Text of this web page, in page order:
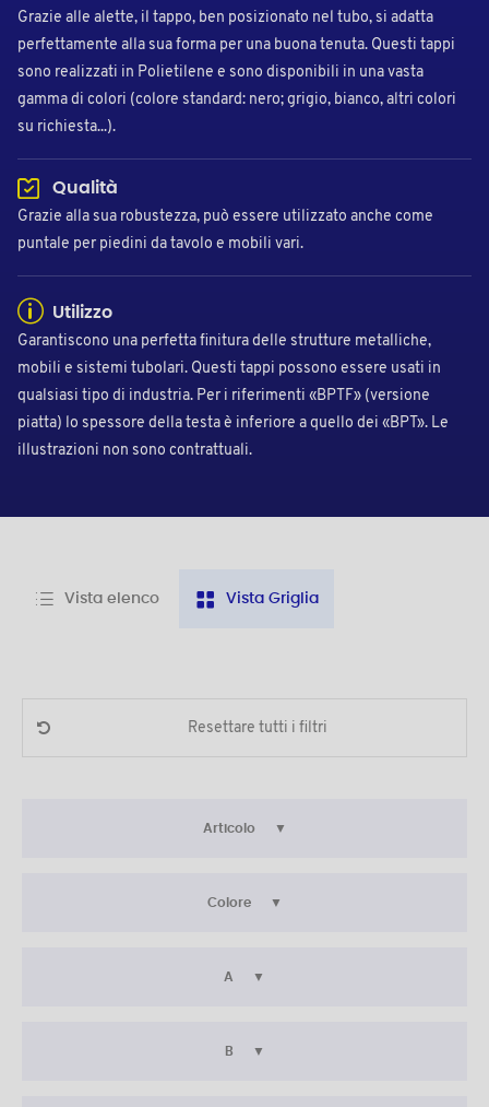
Grazie alle alette, il tappo, ben posizionato nel tubo, si adatta
perfettamente alla sua forma per una buona tenuta. Questi tappi
sono realizzati in Polietilene e sono disponibili in una vasta
gamma di colori (colore standard: nero; grigio, bianco, altri colori
su richiesta...).
Qualità
Grazie alla sua robustezza, può essere utilizzato anche come
puntale per piedini da tavolo e mobili vari.
Utilizzo
Garantiscono una perfetta finitura delle strutture metalliche,
mobili e sistemi tubolari. Questi tappi possono essere usati in
qualsiasi tipo di industria. Per i riferimenti «BPTF» (versione
piatta) lo spessore della testa è inferiore a quello dei «BPT». Le
illustrazioni non sono contrattuali.
Vista elenco Vista Griglia
Resettare tutti i filtri
Articolo
Colore
A
B